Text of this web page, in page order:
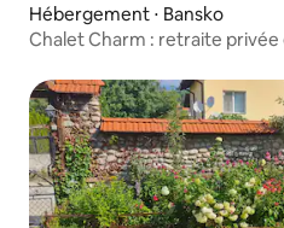
Hébergement ⋅ Bansko
Chalet Charm : retraite privée